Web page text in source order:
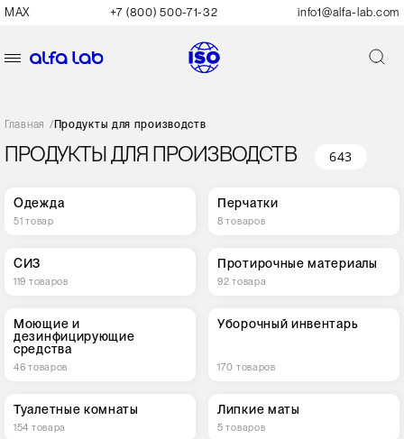
MAX +7 (800) 500-71-32 info1@alfa-lab.com
Главная / Продукты для производств
ПРОДУКТЫ ДЛЯ ПРОИЗВОДСТВ 643
Одежда
51 товар
Перчатки
8 товаров
СИЗ
119 товаров
Протирочные материалы
92 товара
Моющие и
дезинфицирующие
средства
46 товаров
Уборочный инвентарь
170 товаров
Туалетные комнаты
154 товара
Липкие маты
5 товаров